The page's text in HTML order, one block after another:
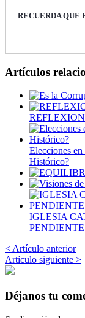
RECUERDA QUE
Artículos
Elecciones
Histórico?
IGLESIA
< Artículo anterior
Artículo siguiente >
Déjanos tu